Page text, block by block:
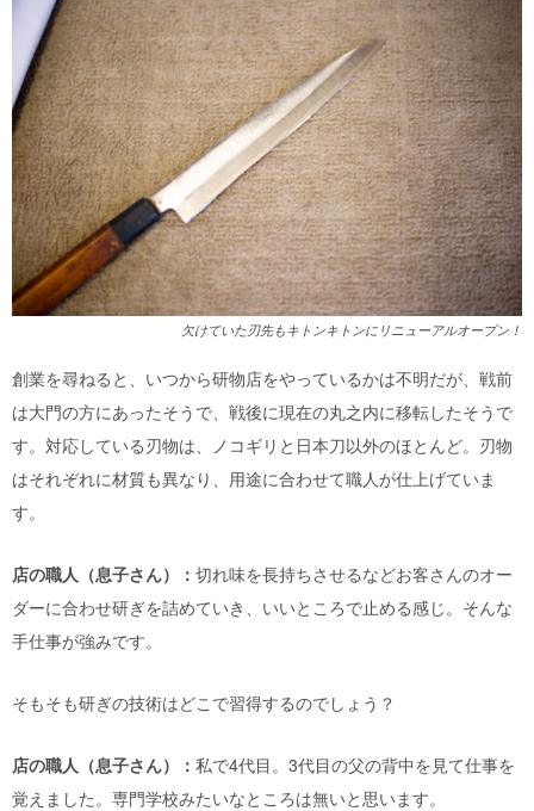
欠けていた刃先もキトンキトンにリニューアルオープン！
創業を尋ねると、いつから研物店をやっているかは不明だが、戦前
は大門の方にあったそうで、戦後に現在の丸之内に移転したそうで
す。対応している刃物は、ノコギリと日本刀以外のほとんど。刃物
はそれぞれに材質も異なり、用途に合わせて職人が仕上げていま
す。
店の職人（息子さん）： 切れ味を長持ちさせるなどお客さんのオー
ダーに合わせ研ぎを詰めていき、いいところで止める感じ。そんな
手仕事が強みです。
そもそも研ぎの技術はどこで習得するのでしょう？
店の職人（息子さん）： 私で4代目。3代目の父の背中を見て仕事を
覚えました。専門学校みたいなところは無いと思います。